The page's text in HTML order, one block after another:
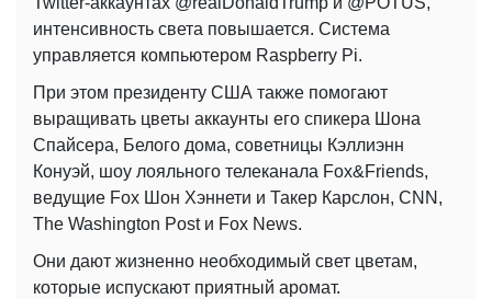
интенсивность света повышается. Система
управляется компьютером Raspberry Pi.
При этом президенту США также помогают
выращивать цветы аккаунты его спикера Шона
Спайсера, Белого дома, советницы Кэллиэнн
Конуэй, шоу лояльного телеканала Fox&Friends,
ведущие Fox Шон Хэннети и Такер Карслон, CNN,
The Washington Post и Fox News.
Они дают жизненно необходимый свет цветам,
которые испускают приятный аромат.